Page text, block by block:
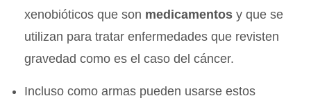
xenobióticos que son medicamentos y que se
utilizan para tratar enfermedades que revisten
gravedad como es el caso del cáncer.
Incluso como armas pueden usarse estos